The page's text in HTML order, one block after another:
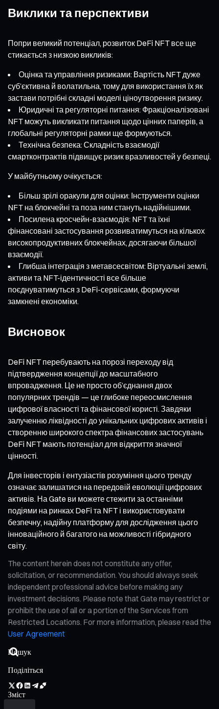
Виклики та перспективи
Попри великий потенціал, розвиток DeFi NFT все ще
стикається з низкою викликів:
Оцінка та управління ризиками: Вартість NFT дуже
суб’єктивна й волатильна, тому для використання їх як
застави потрібні складні моделі ціноутворення ризику.
Юридичні та регуляторні питання: Фракціоналізовані
NFT можуть викликати питання щодо цінних паперів, а
глобальні регуляторні рамки ще формуються.
Технічна безпека: Складність взаємодії
смартконтрактів підвищує ризик вразливостей у безпеці.
У майбутньому очікується:
Більш зрілі оракули для оцінки: Інструменти оцінки
NFT на блокчейні та поза ним стануть надійнішими.
Посилена кросчейн-взаємодія: NFT та їхні
фінансовані застосування розвиватимуться на кількох
високопродуктивних блокчейнах, досягаючи більшої
взаємодії.
Глибша інтеграція з метавсесвітом: Віртуальні землі,
активи та NFT-ідентичності все більше
поєднуватимуться з DeFi-сервісами, формуючи
замкнені економіки.
Висновок
DeFi NFT перебувають на порозі переходу від
підтвердження концепції до масштабного
впровадження. Це не просто об’єднання двох
популярних трендів — це глибоке переосмислення
цифрової власності та фінансової користі. Завдяки
залученню ліквідності до унікальних цифрових активів і
створенню широкого спектра фінансових застосувань
DeFi NFT мають потенціал для відкриття значної
цінності.
Для інвесторів і ентузіастів розуміння цього тренду
означає залишатися на передовій еволюції цифрових
активів. На Gate ви можете стежити за останніми
подіями на ринках DeFi та NFT і використовувати
безпечну, надійну платформу для дослідження цього
інноваційного й багатого на можливості гібридного
світу.
The content herein does not constitute any offer,
solicitation, or recommendation. You should always seek
independent professional advice before making any
investment decisions. Please note that Gate may restrict or
prohibit the use of all or a portion of the Services from
Restricted Locations. For more information, please read the
User Agreement
Поділіться
Зміст